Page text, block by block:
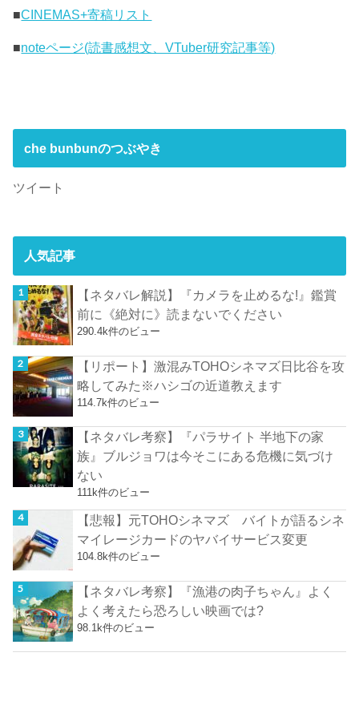
■CINEMAS+寄稿リスト
■noteページ(読書感想文、VTuber研究記事等)
che bunbunのつぶやき
ツイート
人気記事
【ネタバレ解説】『カメラを止めるな!』鑑賞
前に《絶対に》読まないでください
290.4k件のビュー
【リポート】激混みTOHOシネマズ日比谷を攻
略してみた※ハシゴの近道教えます
114.7k件のビュー
【ネタバレ考察】『パラサイト 半地下の家
族』ブルジョワは今そこにある危機に気づけ
ない
111k件のビュー
【悲報】元TOHOシネマズ バイトが語るシネ
マイレージカードのヤバイサービス変更
104.8k件のビュー
【ネタバレ考察】『漁港の肉子ちゃん』よく
よく考えたら恐ろしい映画では?
98.1k件のビュー